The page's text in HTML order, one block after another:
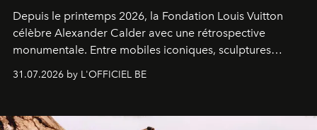
Depuis le printemps 2026, la Fondation Louis Vuitton
célèbre Alexander Calder avec une rétrospective
monumentale. Entre mobiles iconiques, sculptures
américain investit les espaces imaginés par Frank Gehry
sculpture.
31.07.2026 by L'OFFICIEL BE